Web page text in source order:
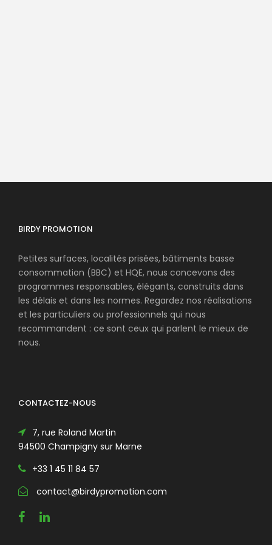
BIRDY PROMOTION
Petites surfaces, localités prisées, bâtiments basse
consommation (BBC) et HQE, nous concevons des
programmes responsables, élégants, construits dans
les délais et dans les normes. Regardez nos réalisations
et les particuliers ou professionnels qui nous
recommandent : ce sont ceux qui parlent le mieux de
nous.
CONTACTEZ-NOUS
7, rue Roland Martin
94500 Champigny sur Marne
+33 1 45 11 84 57
contact@birdypromotion.com